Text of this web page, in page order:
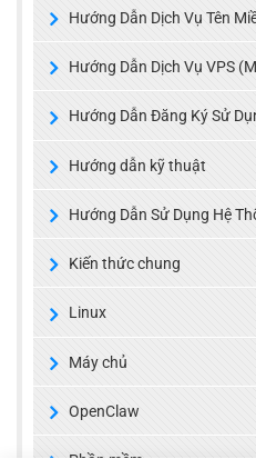
Hướng Dẫn Dịch Vụ Tên
Hướng Dẫn Dịch Vụ VPS
Hướng Dẫn Đăng Ký Sử
Hướng dẫn kỹ thuật
Hướng Dẫn Sử Dụng Hệ
Kiến thức chung
Linux
Máy chủ
OpenClaw
Phần mềm